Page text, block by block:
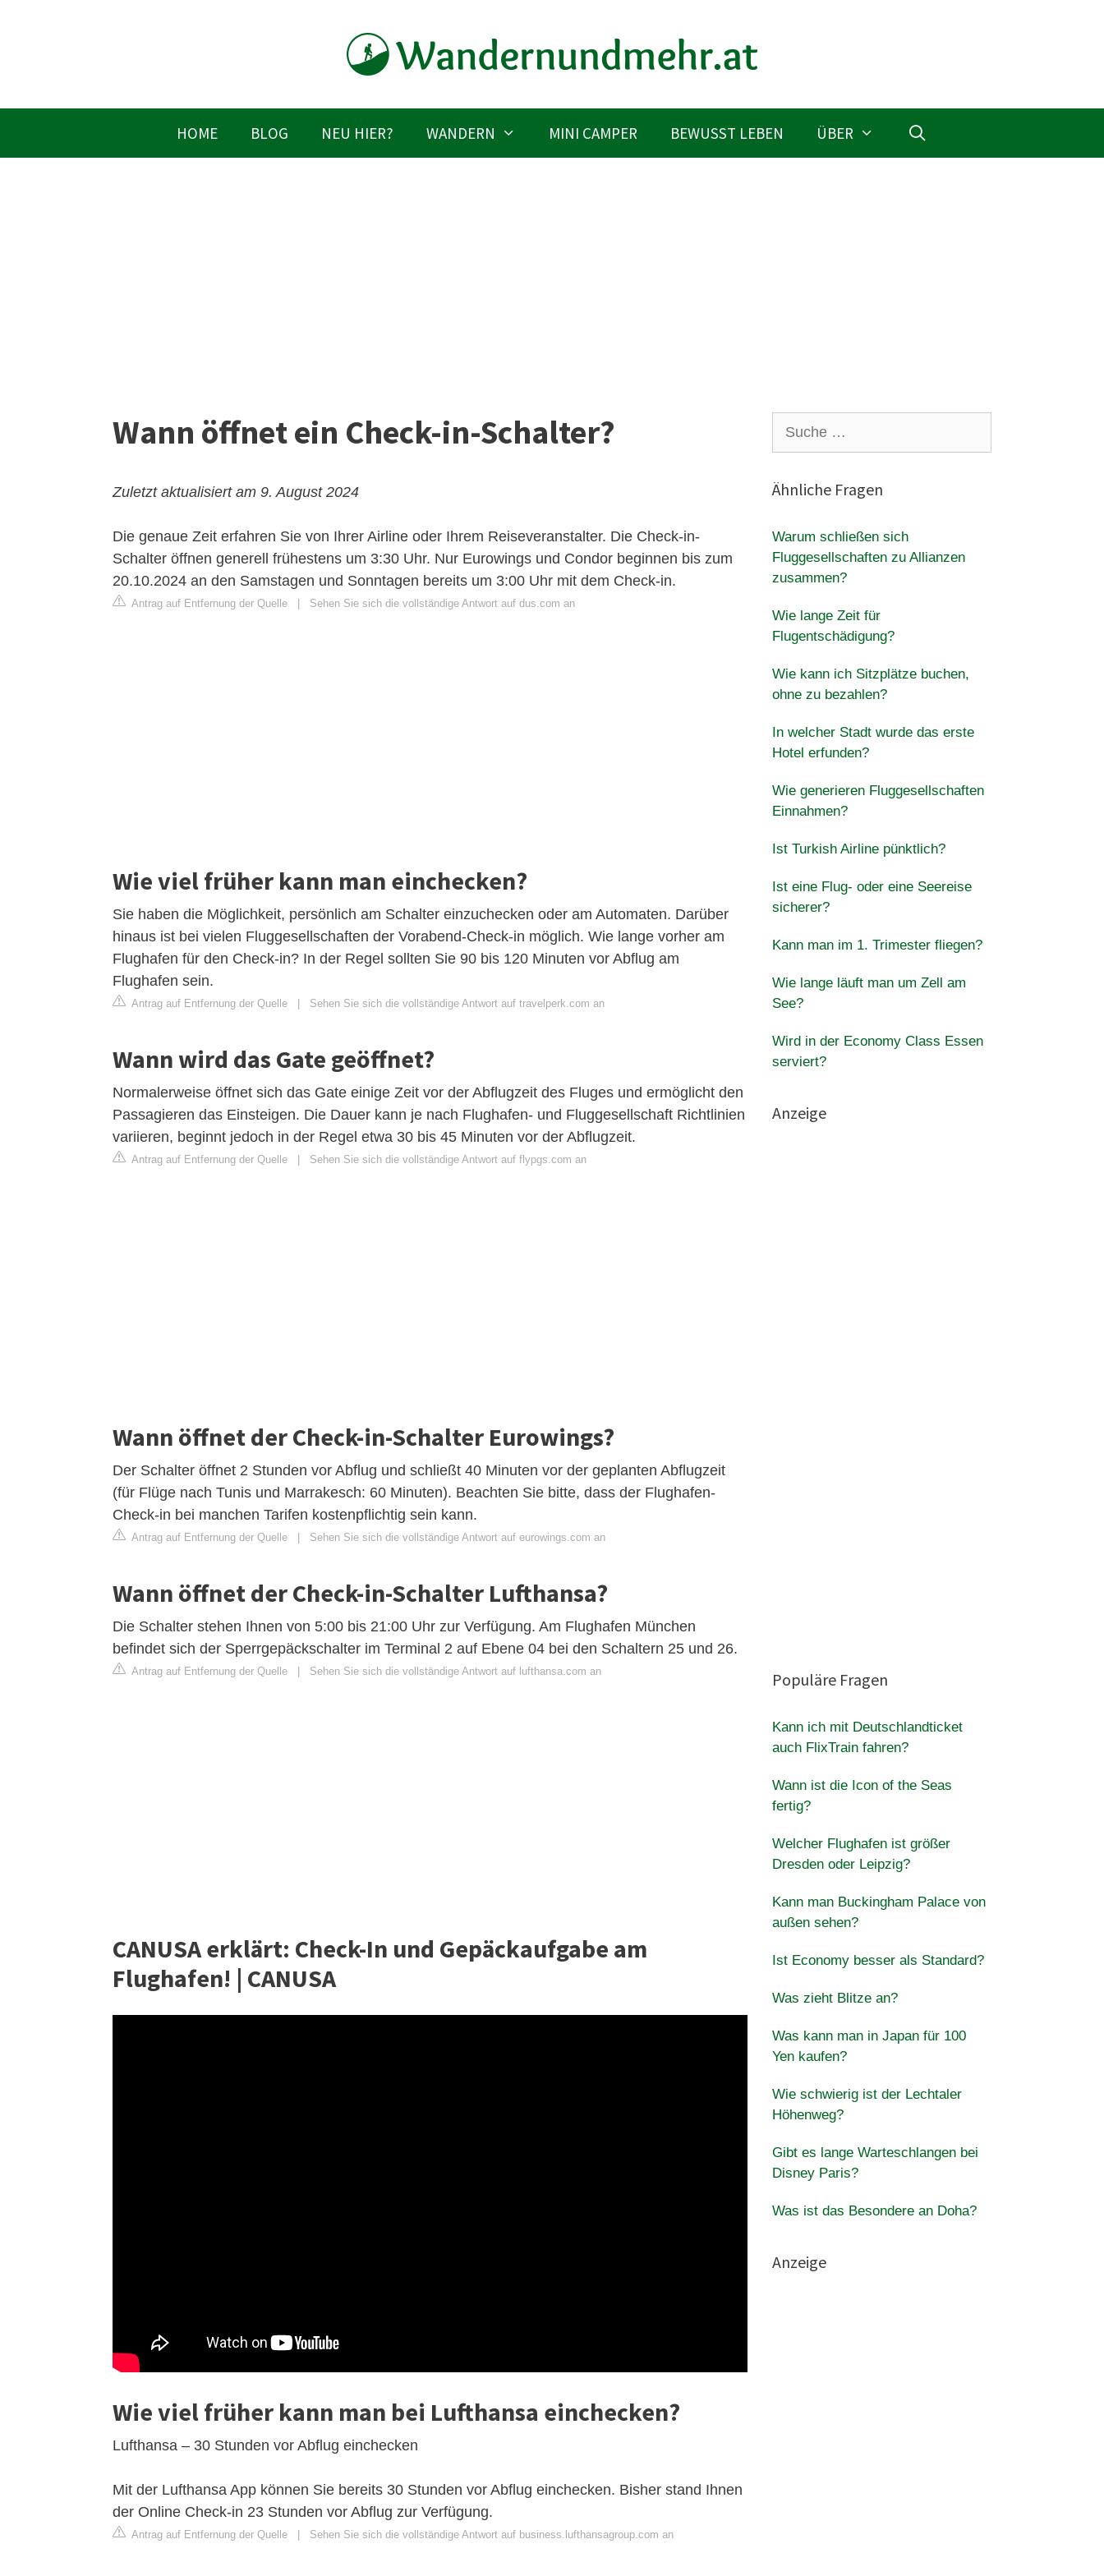
HOME BLOG NEU HIER? WANDERN MINI CAMPER BEWUSST LEBEN ÜBER
Wann öffnet ein Check-in-Schalter?
Zuletzt aktualisiert am 9. August 2024
Die genaue Zeit erfahren Sie von Ihrer Airline oder Ihrem Reiseveranstalter. Die Check-in-
Schalter öffnen generell frühestens um 3:30 Uhr. Nur Eurowings und Condor beginnen bis zum
20.10.2024 an den Samstagen und Sonntagen bereits um 3:00 Uhr mit dem Check-in.
Antrag auf Entfernung der Quelle Sehen Sie sich die vollständige Antwort auf dus.com an
Wie viel früher kann man einchecken?
Sie haben die Möglichkeit, persönlich am Schalter einzuchecken oder am Automaten. Darüber
hinaus ist bei vielen Fluggesellschaften der Vorabend-Check-in möglich. Wie lange vorher am
Flughafen für den Check-in? In der Regel sollten Sie 90 bis 120 Minuten vor Abflug am
Flughafen sein.
Antrag auf Entfernung der Quelle Sehen Sie sich die vollständige Antwort auf travelperk.com an
Wann wird das Gate geöffnet?
Normalerweise öffnet sich das Gate einige Zeit vor der Abflugzeit des Fluges und ermöglicht den
Passagieren das Einsteigen. Die Dauer kann je nach Flughafen- und Fluggesellschaft Richtlinien
variieren, beginnt jedoch in der Regel etwa 30 bis 45 Minuten vor der Abflugzeit.
Antrag auf Entfernung der Quelle Sehen Sie sich die vollständige Antwort auf flypgs.com an
Wann öffnet der Check-in-Schalter Eurowings?
Der Schalter öffnet 2 Stunden vor Abflug und schließt 40 Minuten vor der geplanten Abflugzeit
(für Flüge nach Tunis und Marrakesch: 60 Minuten). Beachten Sie bitte, dass der Flughafen-
Check-in bei manchen Tarifen kostenpflichtig sein kann.
Antrag auf Entfernung der Quelle Sehen Sie sich die vollständige Antwort auf eurowings.com an
Wann öffnet der Check-in-Schalter Lufthansa?
Die Schalter stehen Ihnen von 5:00 bis 21:00 Uhr zur Verfügung. Am Flughafen München
befindet sich der Sperrgepäckschalter im Terminal 2 auf Ebene 04 bei den Schaltern 25 und 26.
Antrag auf Entfernung der Quelle Sehen Sie sich die vollständige Antwort auf lufthansa.com an
CANUSA erklärt: Check-In und Gepäckaufgabe am
Flughafen! | CANUSA
Wie viel früher kann man bei Lufthansa einchecken?
Lufthansa – 30 Stunden vor Abflug einchecken
Mit der Lufthansa App können Sie bereits 30 Stunden vor Abflug einchecken. Bisher stand Ihnen
der Online Check-in 23 Stunden vor Abflug zur Verfügung.
Antrag auf Entfernung der Quelle | Sehen Sie sich die vollständige Antwort auf business.lufthansagroup.com an
nach:
Ähnliche Fragen
Warum schließen sich
Fluggesellschaften zu Allianzen
zusammen?
Wie lange Zeit für
Flugentschädigung?
Wie kann ich Sitzplätze buchen,
ohne zu bezahlen?
In welcher Stadt wurde das erste
Hotel erfunden?
Wie generieren Fluggesellschaften
Einnahmen?
Ist Turkish Airline pünktlich?
Ist eine Flug- oder eine Seereise
sicherer?
Kann man im 1. Trimester fliegen?
Wie lange läuft man um Zell am
See?
Wird in der Economy Class Essen
serviert?
Anzeige
Populäre Fragen
Kann ich mit Deutschlandticket
auch FlixTrain fahren?
Wann ist die Icon of the Seas
fertig?
Welcher Flughafen ist größer
Dresden oder Leipzig?
Kann man Buckingham Palace von
außen sehen?
Ist Economy besser als Standard?
Was zieht Blitze an?
Was kann man in Japan für 100
Yen kaufen?
Wie schwierig ist der Lechtaler
Höhenweg?
Gibt es lange Warteschlangen bei
Disney Paris?
Was ist das Besondere an Doha?
Anzeige